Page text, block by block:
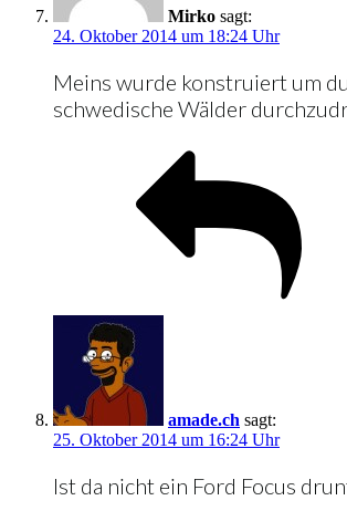
Mirko sagt:
24. Oktober 2014 um 18:24 Uhr
Meins wurde konstruiert um
schwedische Wälder
amade.ch sagt:
25. Oktober 2014 um 16:24 Uhr
Ist da nicht ein Ford Focus